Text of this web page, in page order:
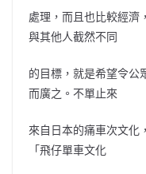
處理，而且也比較經濟
與其他人截然不同
的目標，就是希望令公
而廣之。不單止來
來自日本的痛車次文化
「飛仔單車文化